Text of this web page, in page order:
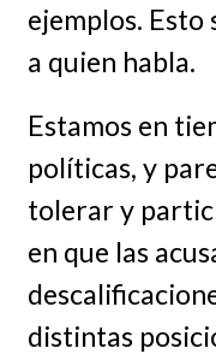
ejemplos.
a quien habla.
Estamos en
políticas, y
tolerar y
en que las
distintas